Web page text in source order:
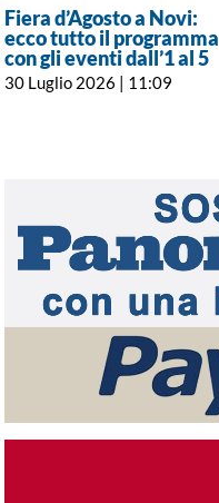
Fiera d’Agosto a Novi:
ecco tutto il programma
con gli eventi dall’1 al 5
30 Luglio 2026 | 11:09